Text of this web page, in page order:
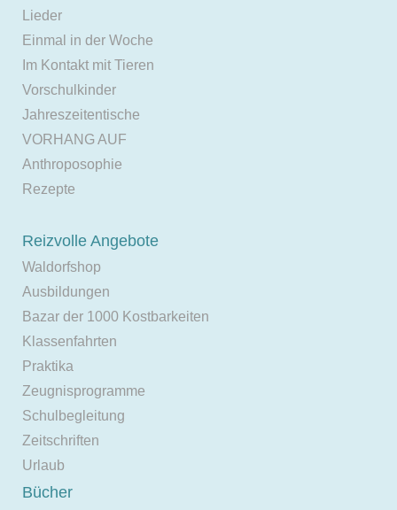
Lieder
Einmal in der Woche
Im Kontakt mit Tieren
Vorschulkinder
Jahreszeitentische
VORHANG AUF
Anthroposophie
Rezepte
Reizvolle Angebote
Waldorfshop
Ausbildungen
Bazar der 1000 Kostbarkeiten
Klassenfahrten
Praktika
Zeugnisprogramme
Schulbegleitung
Zeitschriften
Urlaub
Bücher